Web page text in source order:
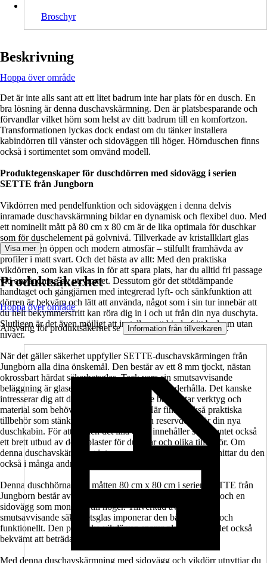
Broschyr
Beskrivning
Hoppa över område
Det är inte alls sant att ett litet badrum inte har plats för en dusch. En
bra lösning är denna duschavskärmning. Den är platsbesparande och
förvandlar vilket hörn som helst av ditt badrum till en komfortzon.
Transformationen lyckas dock endast om du tänker installera
kabindörren till vänster och sidoväggen till höger. Hörnduschen finns
också i sortimentet som omvänd modell.
Produktegenskaper för duschdörren med sidovägg i serien
SETTE från Jungborn
Vikdörren med pendelfunktion och sidoväggen i denna delvis
inramade duschavskärmning bildar en dynamisk och flexibel duo. Med
ett nominellt mått på 80 cm x 80 cm är de lika optimala för duschkar
som för duschelement på golvnivå. Tillverkade av kristallklart glas
skapar de en öppen och modern atmosfär – stilfullt framhävda av
profiler i matt svart. Och det bästa av allt: Med den praktiska
vikdörren, som kan vikas in för att spara plats, har du alltid fri passage
vid användning av utrymmet. Dessutom gör det stötdämpande
handtaget och gångjärnen med integrerad lyft- och sänkfunktion att
dörren är bekväm och lätt att använda, något som i sin tur innebär att
du helt bekymmersfritt kan röra dig in i och ut från din nya duschyta.
Slutligen är det även möjligt att installera ett hinderfritt badrum utan
nivåer.
När det gäller säkerhet uppfyller SETTE-duschavskärmingen från
Jungborn alla dina önskemål. Den består av ett 8 mm tjockt, nästan
okrossbart härdat säkerhetsglas. Tack vare sin smutsavvisande
beläggning är glaset också glädjande lätt att underhålla. Det kanske
intresserar dig att du här i sortimentet inte bara hittar verktyg och
material som behövs för installationen. Här finns också praktiska
tillbehör som stänkskydd, tätningsset och reservdelar för din nya
duschkabin. För att ge den det lilla extra innehåller sortimentet också
ett brett utbud av dekorplaster för duschar och olika tillbehör. Om
denna duschavskärmning inte passar där du vill ha den så hittar du den
också i många andra storlekar.
Denna duschhörna med måtten 80 cm x 80 cm i serien SETTE från
Jungborn består av en duschdörr som monteras till vänster och en
sidovägg som monteras till höger. Tillverkad av klart och
smutsavvisande säkerhetsglas imponerar den både visuellt och
funktionellt. Den praktiska vikdörren sparar plats och gör det också
bekvämt att beträda och stiga ur duschen.
Med denna duschavskärmning med sidovägg och vikdörr utnyttjar du
Visa mer
Produktsäkerhet
Hoppa över område
Ansvarig för produktsäkerhet se Information från tillverkaren .